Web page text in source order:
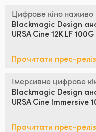
Spain
Sweden
Chinese Taipei
Turkey
UAE
Цифрове кіно наживо
Blackmagic Design
URSA Cine 12K LF 100G
Прочитати прес-
Імерсивне цифрове
Blackmagic Design
URSA Cine Immersive
Прочитати прес-